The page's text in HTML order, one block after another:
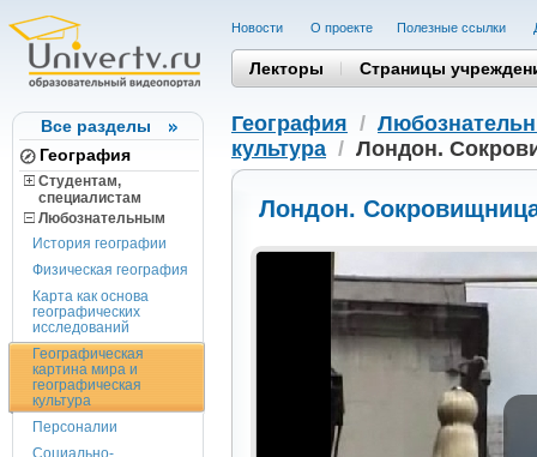
Все разделы
География
Студентам,
cпециалистам
Любознательным
История географии
Физическая география
Карта как основа
географических
исследований
Географическая
картина мира и
географическая
культура
Персоналии
Социально-
Новости О проекте Полезные cсылки
Лекторы Страницы
География /
культура / Лондон.
Лондон.